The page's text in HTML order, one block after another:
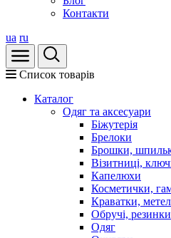
Контакти
ua ru
Список товарів
Каталог
Oдяг та аксесуари
Біжутерія
Брелоки
Брошки,
Візитниці,
Капелюхи
Косметички,
Краватки,
Обручі,
Одяг